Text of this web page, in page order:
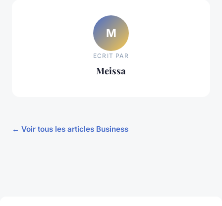
M
ECRIT PAR
Meissa
← Voir tous les articles Business